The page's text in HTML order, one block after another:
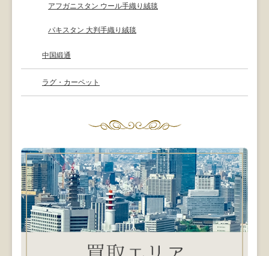
アフガニスタン ウール手織り絨毯
パキスタン 大判手織り絨毯
中国緞通
ラグ・カーペット